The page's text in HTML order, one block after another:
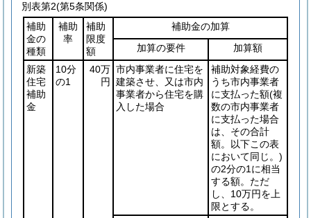
別表第2(第5条関係)
補助
金の
種類
補助
率
補助
限度
額
補助金の加算
加算の要件
加算額
新築
住宅
補助
金
10分
の1
40万
円
市内事業者に住宅を
建築させ、又は市内
事業者から住宅を購
入した場合
補助対象経費の
うち市内事業者
に支払った額(複
数の市内事業者
に支払った場合
は、その合計
額。以下この表
において同じ。)
の2分の1に相当
する額。ただ
し、10万円を上
限とする。